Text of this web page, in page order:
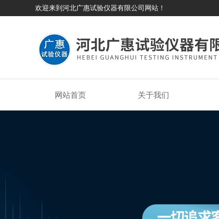
欢迎来到河北广惠试验仪器有限公司网站！
网站首页 关于我们